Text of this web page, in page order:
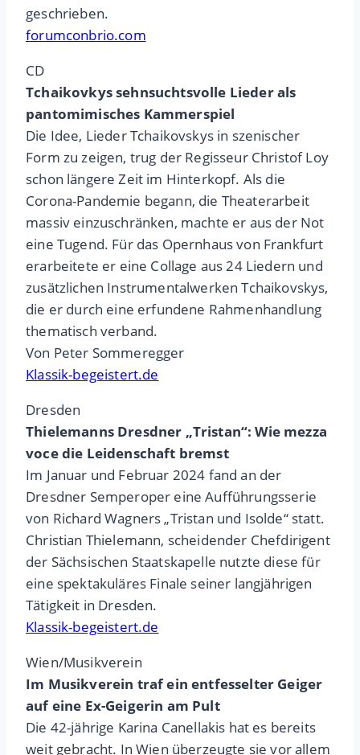
geschrieben.
forumconbrio.com
CD
Tchaikovkys sehnsuchtsvolle Lieder als
pantomimisches Kammerspiel
Die Idee, Lieder Tchaikovskys in szenischer
Form zu zeigen, trug der Regisseur Christof Loy
schon längere Zeit im Hinterkopf. Als die
Corona-Pandemie begann, die Theaterarbeit
massiv einzuschränken, machte er aus der Not
eine Tugend. Für das Opernhaus von Frankfurt
erarbeitete er eine Collage aus 24 Liedern und
zusätzlichen Instrumentalwerken Tchaikovskys,
die er durch eine erfundene Rahmenhandlung
thematisch verband.
Von Peter Sommeregger
Klassik-begeistert.de
Dresden
Thielemanns Dresdner „Tristan“: Wie mezza
voce die Leidenschaft bremst
Im Januar und Februar 2024 fand an der
Dresdner Semperoper eine Aufführungsserie
von Richard Wagners „Tristan und Isolde“ statt.
Christian Thielemann, scheidender Chefdirigent
der Sächsischen Staatskapelle nutzte diese für
eine spektakuläres Finale seiner langjährigen
Tätigkeit in Dresden.
Klassik-begeistert.de
Wien/Musikverein
Im Musikverein traf ein entfesselter Geiger
auf eine Ex-Geigerin am Pult
Die 42-jährige Karina Canellakis hat es bereits
weit gebracht. In Wien überzeugte sie vor allem